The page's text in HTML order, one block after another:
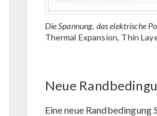
Die Spannung, das elektrische
Thermal Expansion, Thin
Neue
Eine neue Randbedingung